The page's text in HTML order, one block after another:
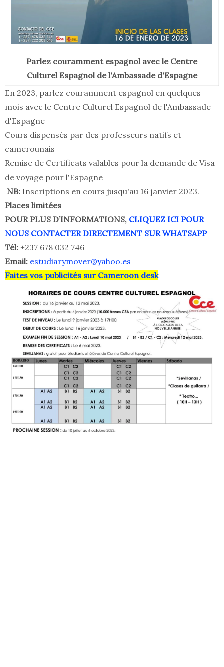
Parlez couramment espagnol avec le Centre
Culturel Espagnol de l'Ambassade d'Espagne
En 2023, parlez couramment espagnol en quelques
mois avec le Centre Culturel Espagnol de l'Ambassade
d'Espagne
Cours dispensés par des professeurs natifs et
camerounais
Remise de Certificats valables pour la demande de Visa
de voyage pour l'Espagne
NB: Inscriptions en cours jusqu'au 16 janvier 2023.
Places limitées
POUR PLUS D’INFORMATIONS, CLIQUEZ ICI POUR
NOUS CONTACTER DIRECTEMENT SUR WHATSAPP
Tél: +237 678 032 746
Email: estudiarymover@yahoo.es
Faites vos publicités sur Cameroon desk